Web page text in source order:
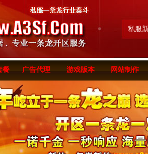
私服
餐 广告代理 游戏版本 网站制作